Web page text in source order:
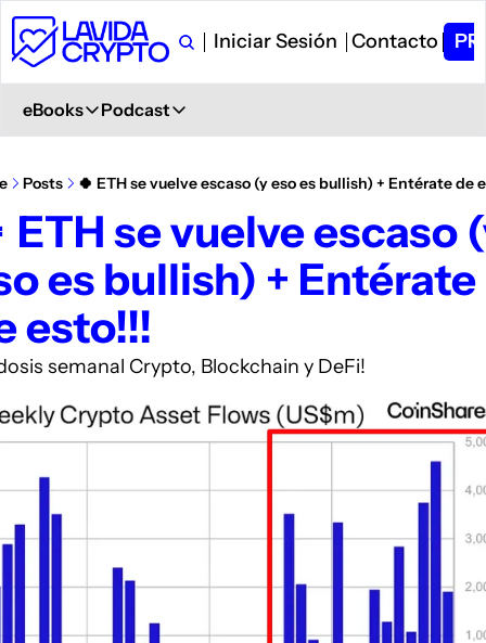
Iniciar Sesión Contacto
eBooks
eBooks
Primeros Pasos en Crypto
Glosario de Términos Crypto
+400 términos
Curso de Trading
PDF explicativo
Podcast
Podcast
Ver en YouTube
Spotify
Description
iVoox
Apple Podcast
Amazon Podcast
Description
YouTube Music
Podimo
Posts 🍀 ETH se vuelve escaso (y eso es bullish) + Entérate de
ETH se vuelve escaso
es bullish) + Entérate
esto!!!
semanal Crypto, Blockchain y DeFi!